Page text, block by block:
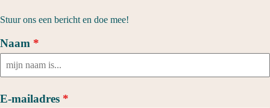
Stuur ons een bericht en doe mee!
Naam *
E-mailadres *